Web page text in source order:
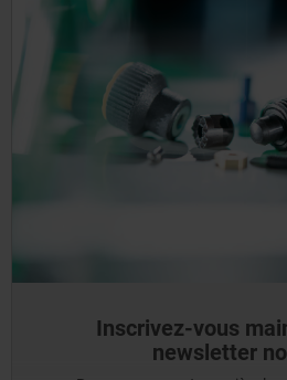
Inscrivez-vous
newsletter